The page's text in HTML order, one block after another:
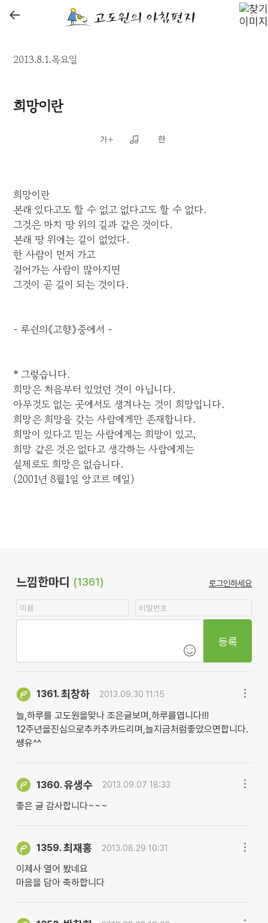
←
2013.8.1.목요일
희망이란
희망이란
본래 있다고도 할 수 없고 없다고도 할 수 없다.
그것은 마치 땅 위의 길과 같은 것이다.
본래 땅 위에는 길이 없었다.
한 사람이 먼저 가고
걸어가는 사람이 많아지면
그것이 곧 길이 되는 것이다.
- 루쉰의《고향》중에서 -
* 그렇습니다.
희망은 처음부터 있었던 것이 아닙니다.
아무것도 없는 곳에서도 생겨나는 것이 희망입니다.
희망은 희망을 갖는 사람에게만 존재합니다.
희망이 있다고 믿는 사람에게는 희망이 있고,
희망 같은 것은 없다고 생각하는 사람에게는
실제로도 희망은 없습니다.
(2001년 8월1일 앙코르 메일)
느낌한마디 (1361) 로그인하세요
등록
1361.최창하 2013.09.30 11:15
늘,하루를 고도원을맞나 조은글보며,하루를엽니다!!!
12주년을진심으로추카추카드리며,늘지금처럼좋았으면합니다.
쌩유^^
1360.유생수 2013.09.07 18:33
좋은 글 감사합니다~~~
1359.최재홍 2013.08.29 10:31
이제사 열어 봤네요
마음을 담아 축하합니다